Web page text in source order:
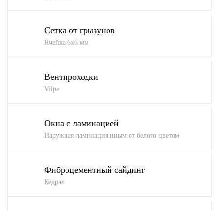
Сетка от грызунов
Ячейка 6х6 мм
Вентпроходки
Vilpe
Окна с ламинацией
Наружная ламинация иным от белого цветом
Фиброцементный сайдинг
Кедрал